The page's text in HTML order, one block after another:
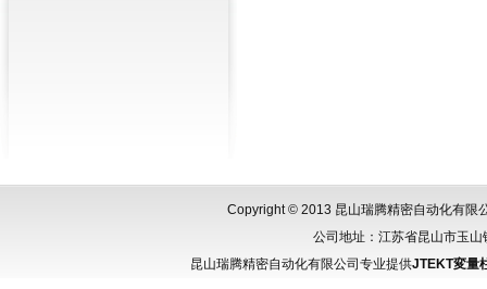
Copyright © 2013 昆山瑞腾精密自动化有限
公司地址：江苏省昆山市玉
昆山瑞腾精密自动化有限公司专业提供JTEKT変量